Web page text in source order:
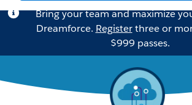
Bring your team and maximize
Dreamforce. Registerthree or
$999 passes.